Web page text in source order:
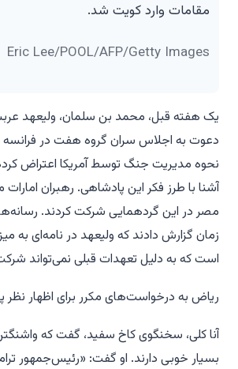
مقامات وارد کویت شد.
Eric Lee/POOL/AFP/Getty Images
یک هفته قبل، محمد بن سلمان، ولیعهد
دعوت به اجلاس سران گروه هفت در فرانسه
نحوه مدیریت جنگ توسط آمریکا اعتراض کرده
آشنا با طرز فکر این پادشاهی. رهبران
مصر در این گردهمایی شرکت کردند.
زمان گزارش دادند که ولیعهد در نامه‌ای به
است که به دلیل تعهدات قبلی نمی‌تواند
ریاض به درخواست‌های مکرر برای اظهار نظر
آنا کلی، سخنگوی کاخ سفید، گفت که
بسیار خوبی دارند. او گفت: «رئیس‌جمهور